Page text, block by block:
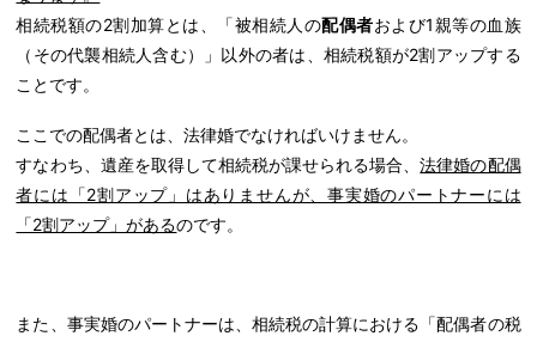
相続税額の2割加算とは、「被相続人の配偶者および1親等の血族
（その代襲相続人含む）」以外の者は、相続税額が2割アップする
ことです。
ここでの配偶者とは、法律婚でなければいけません。
すなわち、遺産を取得して相続税が課せられる場合、法律婚の配偶
者には「2割アップ」はありませんが、事実婚のパートナーには
「2割アップ」があるのです。
また、事実婚のパートナーは、相続税の計算における「配偶者の税